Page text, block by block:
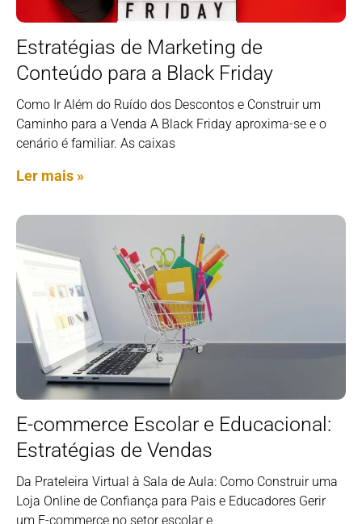
Estratégias de Marketing de
Conteúdo para a Black Friday
Como Ir Além do Ruído dos Descontos e Construir um
Caminho para a Venda A Black Friday aproxima-se e o
cenário é familiar. As caixas
Ler mais »
E-commerce Escolar e Educacional:
Estratégias de Vendas
Da Prateleira Virtual à Sala de Aula: Como Construir uma
Loja Online de Confiança para Pais e Educadores Gerir
um E-commerce no setor escolar e